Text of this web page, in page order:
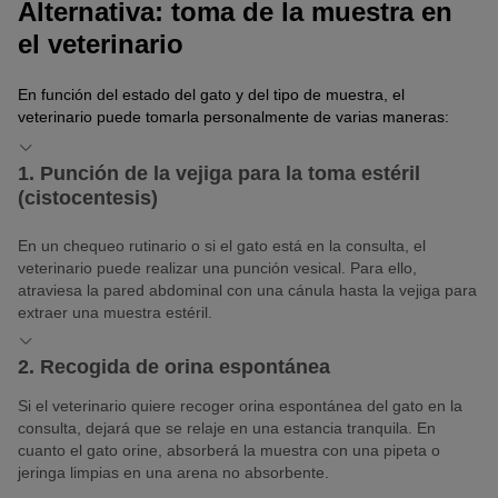
Alternativa: toma de la muestra en
el veterinario
En función del estado del gato y del tipo de muestra, el
veterinario puede tomarla personalmente de varias maneras:
1. Punción de la vejiga para la toma estéril
(cistocentesis)
En un chequeo rutinario o si el gato está en la consulta, el
veterinario puede realizar una punción vesical. Para ello,
atraviesa la pared abdominal con una cánula hasta la vejiga para
extraer una muestra estéril.
2. Recogida de orina espontánea
Si el veterinario quiere recoger orina espontánea del gato en la
consulta, dejará que se relaje en una estancia tranquila. En
cuanto el gato orine, absorberá la muestra con una pipeta o
jeringa limpias en una arena no absorbente.